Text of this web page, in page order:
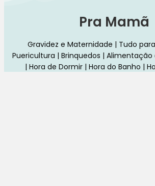
Pra Mamã
Gravidez e Maternidade | Tudo
Puericultura | Brinquedos |
| Hora de Dormir | Hora do Banho |